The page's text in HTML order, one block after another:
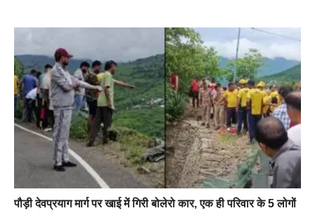
पौड़ी देवप्रयाग मार्ग पर खाई में गिरी बोलेरो कार, एक ही परिवार के 5 लोगों